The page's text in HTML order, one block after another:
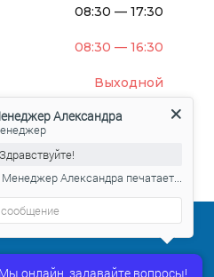
08:30 — 17:30
08:30 — 16:30
Выходной
Выходной
поставки товаров
Мы онлайн, задавайте вопросы!
Александра
Здравствуйте!
Менеджер Александра печатает...